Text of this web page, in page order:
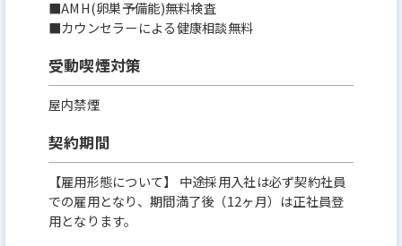
■AMH(卵巣予備能)無料検査
■カウンセラーによる健康相談無料
受動喫煙対策
屋内禁煙
契約期間
【雇用形態について】 中途採用入社は必ず契約社員
での雇用となり、期間満了後（12ヶ月）は正社員登
用となります。